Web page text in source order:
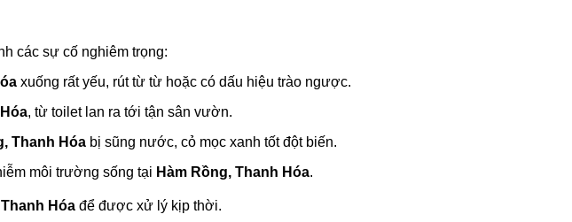
các sự cố nghiêm trọng:
xuống rất yếu, rút từ từ hoặc có dấu hiệu trào ngược.
, từ toilet lan ra tới tận sân vườn.
Thanh Hóa bị sũng nước, cỏ mọc xanh tốt đột biến.
môi trường sống tại Hàm Rồng, Thanh Hóa.
Hóa để được xử lý kịp thời.